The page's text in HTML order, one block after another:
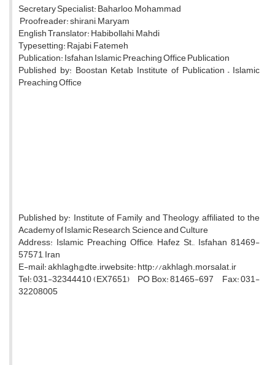
Secretary Specialist: Baharloo, Mohammad
Proofreader: shirani, Maryam
English Translator: Habibollahi, Mahdi
Typesetting: Rajabi, Fatemeh
Publication: Isfahan Islamic Preaching Office Publication
Published by: Boostan Ketab Institute of Publication – Islamic
Preaching Office
Published by: Institute of Family and Theology, affiliated to the
Academy of Islamic Research, Science and Culture
Address: Islamic Preaching Office, Hafez St., Isfahan 81469-
57571, Iran
E-mail: akhlagh@dte.irwebsite: http://akhlagh.morsalat.ir
Tel: 031-32344410 (EX7651) PO Box: 81465-697 Fax: 031-
32208005